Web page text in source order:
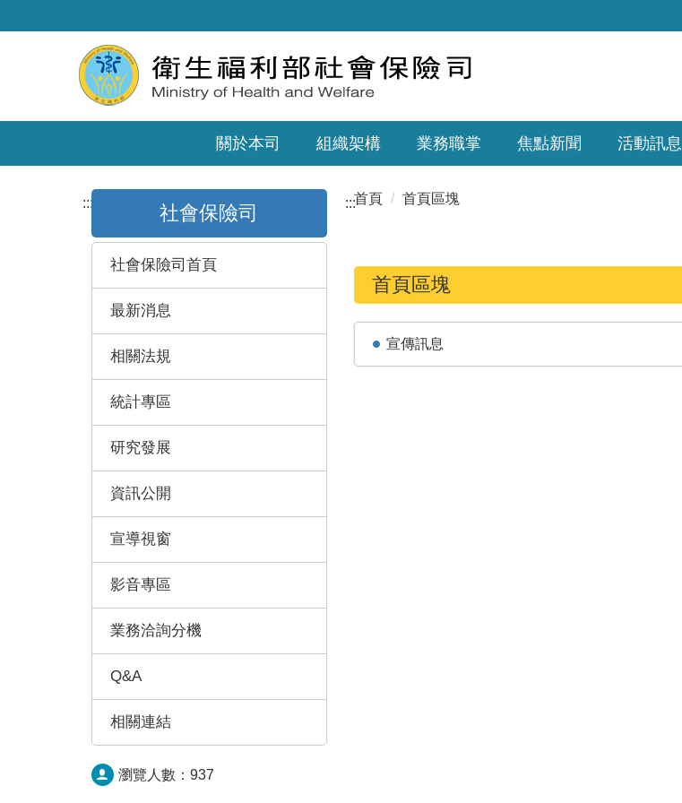
關於本司 組織架構 業務職掌 焦點新聞 活動訊息
::: 社會保險司
社會保險司首頁
最新消息
相關法規
統計專區
研究發展
資訊公開
宣導視窗
影音專區
業務洽詢分機
Q&A
相關連結
瀏覽人數： 937
:::首頁 首頁區塊
首頁區塊
宣傳訊息